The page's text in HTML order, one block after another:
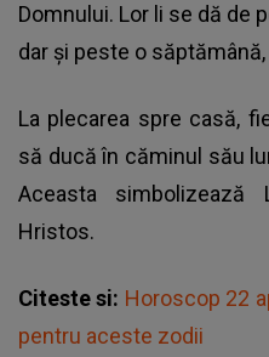
Domnului. Lor li se dă de
dar şi peste o
La plecarea spre casă,
să ducă în căminul său
Aceasta simbolizează
Hristos.
Citeste si: Horoscop 22
pentru aceste zodii